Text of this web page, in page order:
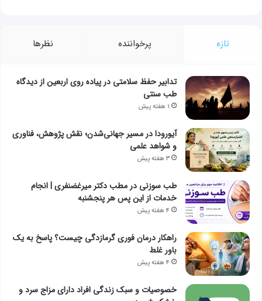
تازه پرخواننده نظرها
تدابیر حفظ سلامتی در پیاده روی اربعین از دیدگاه
طب سنتی
۱ هفته پیش
آیورودا در مسیر جهانی‌شدن؛ نقش پژوهش، فناوری
و شواهد علمی
۳ هفته پیش
طب سوزنی در مطب دکتر میرغضنفری | انجام
خدمات از این پس هر پنجشنبه
۴ هفته پیش
راهکار درمان فوری گرمازدگی چیست؟ پاسخ به یک
باور غلط
۴ هفته پیش
خصوصیات و سبک زندگی افراد دارای مزاج سرد و